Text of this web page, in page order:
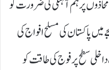
پر ہم آہنگی کی ضرورت کو
پاکستان کی مسلح افواج کی
سطح پر فوج کی طاقت کو